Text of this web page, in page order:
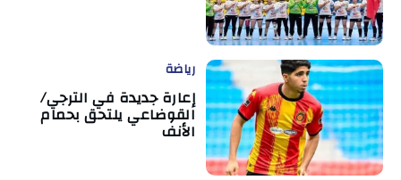
رياضة
إعارة جديدة في الترجي/
القوضاعي يلتحق بحمام
الأنف